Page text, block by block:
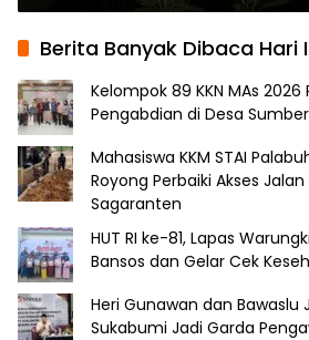
Berita Banyak Dibaca Hari
Kelompok 89 KKN MAs
Pengabdian di Desa
Mahasiswa KKM STAI
Royong Perbaiki Akses Jalan
Sagaranten
HUT RI ke-81, Lapas
Bansos dan Gelar Cek
Heri Gunawan dan Bawaslu
Sukabumi Jadi Garda